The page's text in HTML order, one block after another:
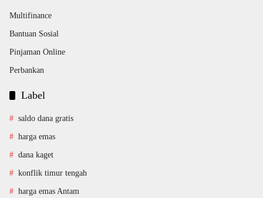
Multifinance
Bantuan Sosial
Pinjaman Online
Perbankan
Label
saldo dana gratis
harga emas
dana kaget
konflik timur tengah
harga emas Antam